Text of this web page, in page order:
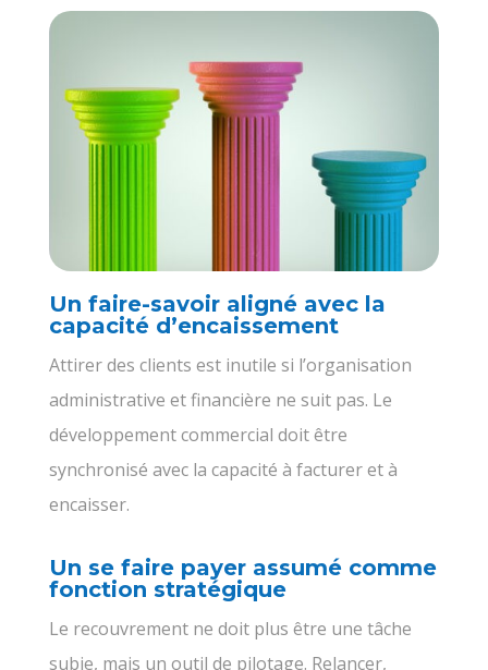
Un faire-savoir aligné avec la
capacité d’encaissement
Attirer des clients est inutile si l’organisation
administrative et financière ne suit pas. Le
développement commercial doit être
synchronisé avec la capacité à facturer et à
encaisser.
Un se faire payer assumé comme
fonction stratégique
Le recouvrement ne doit plus être une tâche
subie, mais un outil de pilotage. Relancer,